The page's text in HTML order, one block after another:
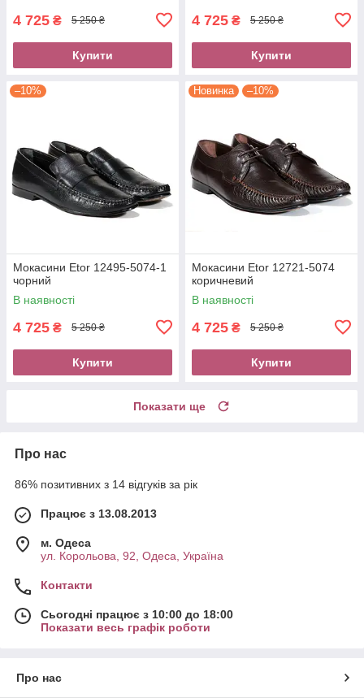
4 725 ₴ 5 250 ₴
Купити
4 725 ₴ 5 250 ₴
Купити
–10%
Мокасини Etor 12495-5074-1
чорний
В наявності
4 725 ₴ 5 250 ₴
Купити
Новинка –10%
Мокасини Etor 12721-5074
коричневий
В наявності
4 725 ₴ 5 250 ₴
Купити
Показати ще
Про нас
86% позитивних з 14 відгуків за рік
Працює з 13.08.2013
м. Одеса
ул. Корольова, 92, Одеса, Україна
Контакти
Сьогодні працює з 10:00 до 18:00
Показати весь графік роботи
Про нас